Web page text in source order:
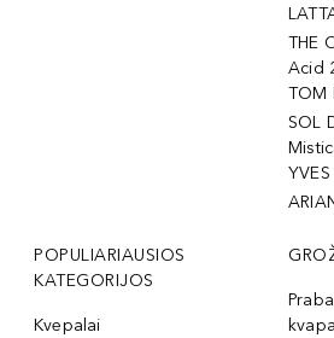
THE
Acid
TOM
SOL
POPULIARIAUSIOS
KATEGORIJOS
Kvepalai